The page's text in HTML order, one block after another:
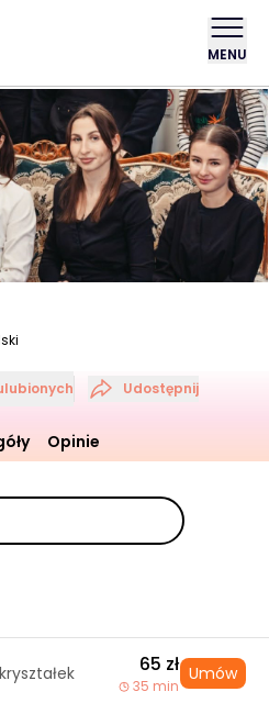
MENU
Udostępnij
Opinie
65 zł
35 min
Umów